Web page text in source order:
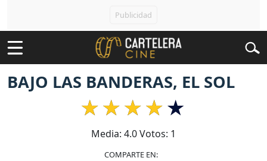
BAJO LAS BANDERAS, EL SOL
Media: 4.0Votos: 1
COMPARTE EN: